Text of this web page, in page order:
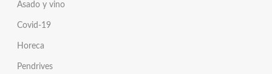
Asado y vino
Covid-19
Horeca
Pendrives